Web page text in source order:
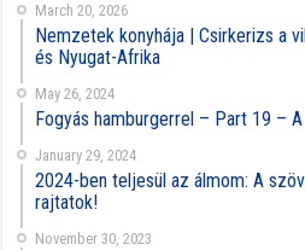
March 20, 2026
Nemzetek konyhája | Csirkerizs a
és Nyugat-Afrika
May 26, 2024
Fogyás hamburgerrel – Part 19 –
January 29, 2024
2024-ben teljesül az álmom: A
rajtatok!
November 30, 2023